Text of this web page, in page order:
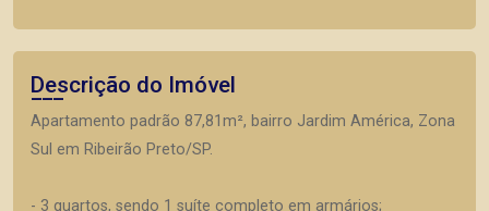
Descrição do Imóvel
Apartamento padrão 87,81m², bairro Jardim América, Zona
Sul em Ribeirão Preto/SP.
- 3 quartos, sendo 1 suíte completo em armários;